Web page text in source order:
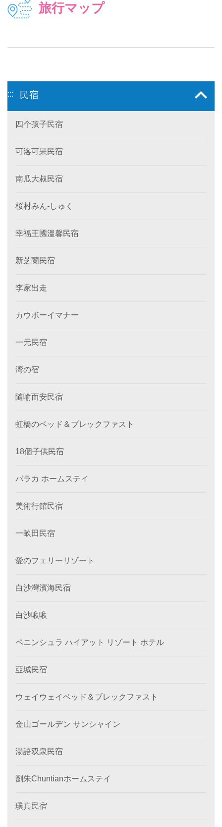
旅行マップ
::: 民宿
四个孩子民宿
可洛可呆民宿
南瓜大叔民宿
桜村みん‐しゅく
幸福王國溫馨民宿
新芝蘭民宿
李家出走
カウボーイマナー
一元民宿
湾の宿
隨喻而安民宿
虹橋のベッド＆ブレックファスト
18個子供民宿
バラカ ホームステイ
美術行館民宿
一畝田民宿
愛のフェリーリゾート
白沙灣濱海民宿
白沙啾啾
ペニンシュラ ハイアット リゾート ホテル
亞城民宿
ウェイウェイベッド＆ブレックファスト
金山ゴールデン サンシャイン
湯語双泉民宿
劉朱Chuntianホームステイ
璞真民宿